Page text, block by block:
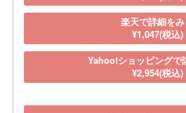
楽天で詳細を
¥1,047(税込)
Yahoo!ショッピングで
¥2,954(税込)